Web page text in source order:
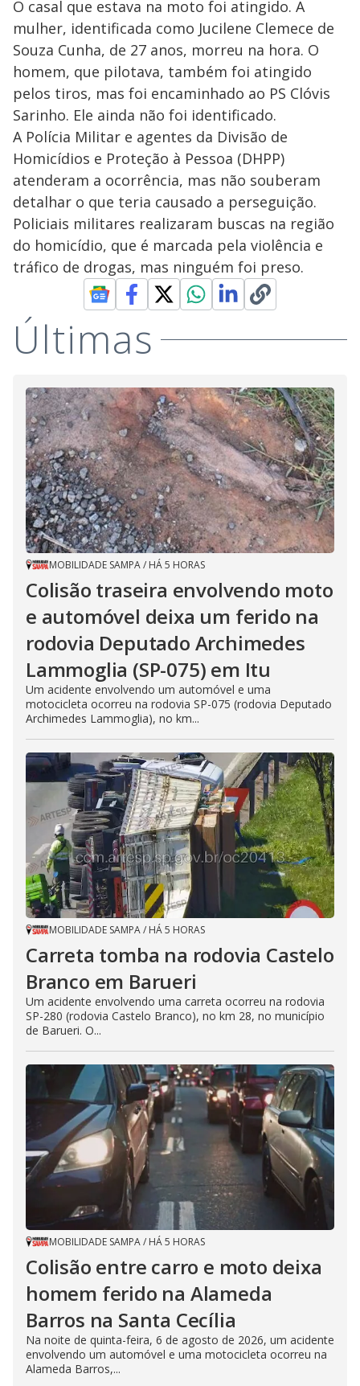
O casal que estava na moto foi atingido. A
mulher, identificada como Jucilene Clemece de
Souza Cunha, de 27 anos, morreu na hora. O
homem, que pilotava, também foi atingido
pelos tiros, mas foi encaminhado ao PS Clóvis
Sarinho. Ele ainda não foi identificado.
A Polícia Militar e agentes da Divisão de
Homicídios e Proteção à Pessoa (DHPP)
atenderam a ocorrência, mas não souberam
detalhar o que teria causado a perseguição.
Policiais militares realizaram buscas na região
do homicídio, que é marcada pela violência e
tráfico de drogas, mas ninguém foi preso.
Últimas
MOBILIDADE SAMPA/ HÁ 5 HORAS
Colisão traseira envolvendo moto
e automóvel deixa um ferido na
rodovia Deputado Archimedes
Lammoglia (SP-075) em Itu
Um acidente envolvendo um automóvel e uma
motocicleta ocorreu na rodovia SP-075 (rodovia Deputado
Archimedes Lammoglia), no km...
MOBILIDADE SAMPA/ HÁ 5 HORAS
Carreta tomba na rodovia Castelo
Branco em Barueri
Um acidente envolvendo uma carreta ocorreu na rodovia
SP-280 (rodovia Castelo Branco), no km 28, no município
de Barueri. O...
MOBILIDADE SAMPA/ HÁ 5 HORAS
Colisão entre carro e moto deixa
homem ferido na Alameda
Barros na Santa Cecília
Na noite de quinta-feira, 6 de agosto de 2026, um acidente
envolvendo um automóvel e uma motocicleta ocorreu na
Alameda Barros,...